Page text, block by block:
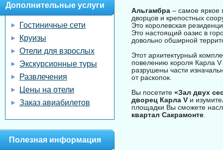
Альгамбра – самое яркое
дворцов и крепостных
Это королевская
Это настоящий оазис в
довольно обширной
Этот архитектурный
повелению короля Карла
разрушены части
от раскопок.
Вы посетите «Зал двух
дворец Карла V и
площадки Вы сможете
квартал Сакрамонте
Дополнительные услуги
Гостиничные сети
Круизы
Отели для взрослых
Экскурсионные туры
Развлечения
Цены на отели
Заказ авиабилетов
Полезная информация